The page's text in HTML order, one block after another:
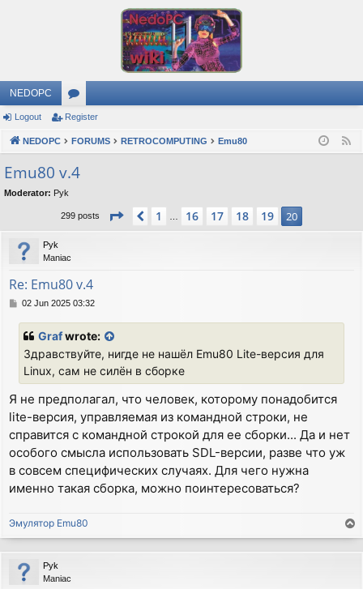
NEDOPC
or
u
m
Logout Register
NEDOPC FORUMS RETROCOMPUTING Emu80
Emu80 v.4
Moderator: Pyk
299 posts Page 20 of 20
Previous
1 16 17 18 19 20
Pyk
Maniac
Re: Emu80 v.4
P02 Jun 2025 03:32
Grafwrote:
Здравствуйте, нигде не нашёл Emu80 Lite-версия для
Linux, сам не силён в сборке
Я не предполагал, что человек, которому понадобится
lite-версия, управляемая из командной строки, не
справится с командной строкой для ее сборки... Да и нет
особого смысла использовать SDL-версии, разве что уж
в совсем специфических случаях. Для чего нужна
именно такая сборка, можно поинтересоваться?
Эмулятор Emu80
o
p
Pyk
Maniac